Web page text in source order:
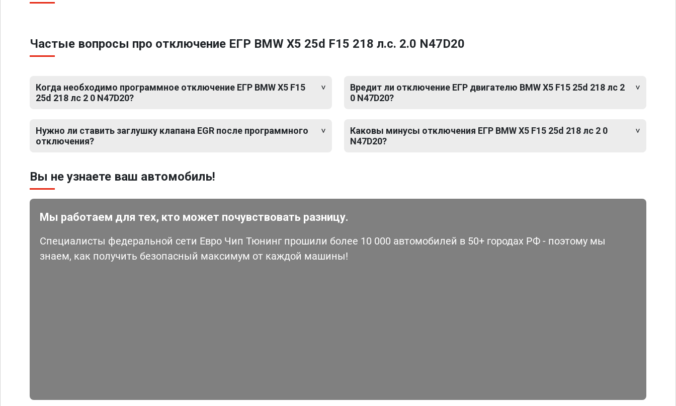
Частые вопросы про отключение ЕГР BMW X5 25d F15 218 л.с. 2.0 N47D20
Когда необходимо программное отключение ЕГР BMW X5 F15
25d 218 лс 2 0 N47D20?
Нужно ли ставить заглушку клапана EGR после программного
отключения?
Вредит ли отключение ЕГР двигателю BMW X5 F15 25d 218 лс 2
0 N47D20?
Каковы минусы отключения ЕГР BMW X5 F15 25d 218 лс 2 0
N47D20?
Вы не узнаете ваш автомобиль!
Мы работаем для тех, кто может почувствовать разницу.
Специалисты федеральной сети Евро Чип Тюнинг прошили более 10 000 автомобилей в 50+ городах РФ - поэтому мы
знаем, как получить безопасный максимум от каждой машины!